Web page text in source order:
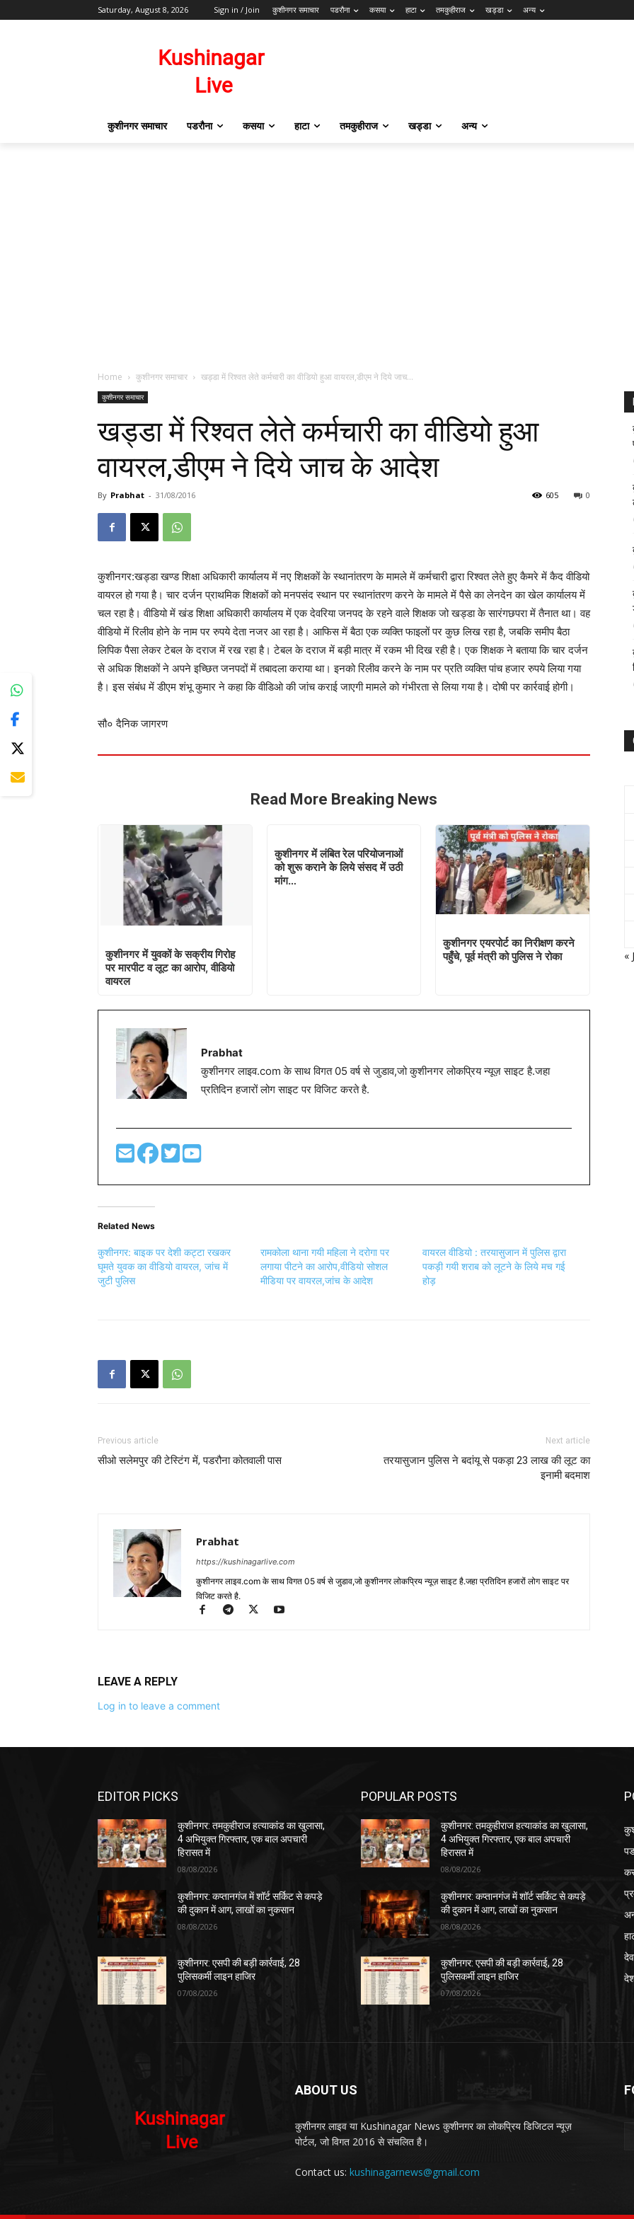
Saturday, August 8, 2026 Sign in / Join कुशीनगर समाचार पडरौना कसया हाटा तमकुहीराज खड्डा अन्य
कुशीनगर समाचार पडरौना कसया हाटा तमकुहीराज खड्डा अन्य
Home कुशीनगर समाचार खड्डा में रिश्वत लेते कर्मचारी का वीडियो हुआ वायरल,डीएम ने दिये जाच...
कुशीनगर समाचार
खड्डा में रिश्वत लेते कर्मचारी का वीडियो हुआ
वायरल,डीएम ने दिये जाच के आदेश
By Prabhat - 31/08/2016 0
605
कुशीनगर:खड्डा खण्ड शिक्षा अधिकारी कार्यालय में नए शिक्षकों के स्थानांतरण के मामले में कर्मचारी द्वारा रिश्वत लेते हुए कैमरे में कैद वीडियो
वायरल हो गया है। चार दर्जन प्राथमिक शिक्षकों को मनपसंद स्थान पर स्थानांतरण करने के मामले में पैसे का लेनदेन का खेल कार्यालय में
चल रहा है। वीडियो में खंड शिक्षा अधिकारी कार्यालय में एक देवरिया जनपद के रहने वाले शिक्षक जो खड्डा के सारंगछपरा में तैनात था। वह
वीडियो में रिलीव होने के नाम पर रुपये देता नजर आ रहा है। आफिस में बैठा एक व्यक्ति फाइलों पर कुछ लिख रहा है, जबकि समीप बैठा
लिपिक पैसा लेकर टेबल के दराज में रख रहा है। टेबल के दराज में बड़ी मात्र में रकम भी दिख रही है। एक शिक्षक ने बताया कि चार दर्जन
से अधिक शिक्षकों ने अपने इच्छित जनपदों में तबादला कराया था। इनको रिलीव करने के नाम पर प्रति व्यक्ति पांच हजार रुपये लिया गया
है। इस संबंध में डीएम शंभू कुमार ने कहा कि वीडिओ की जांच कराई जाएगी मामले को गंभीरता से लिया गया है। दोषी पर कार्रवाई होगी।
सौ० दैनिक जागरण
Read More Breaking News
कुशीनगर में युवकों के सक्रीय गिरोह
पर मारपीट व लूट का आरोप, वीडियो
वायरल
कुशीनगर में लंबित रेल परियोजनाओं
को शुरू कराने के लिये संसद में उठी
मांग…
कुशीनगर एयरपोर्ट का निरीक्षण करने
पहुँचे, पूर्व मंत्री को पुलिस ने रोका
Prabhat
कुशीनगर लाइव.com के साथ विगत 05 वर्ष से जुडाव,जो कुशीनगर लोकप्रिय न्यूज़ साइट है.जहा
प्रतिदिन हजारों लोग साइट पर विजिट करते है.
Related News
कुशीनगर: बाइक पर देशी कट्टा रखकर
घूमते युवक का वीडियो वायरल, जांच में
जुटी पुलिस
रामकोला थाना गयी महिला ने दरोगा पर
लगाया पीटने का आरोप,वीडियो सोशल
मीडिया पर वायरल,जांच के आदेश
वायरल वीडियो : तरयासुजान में पुलिस द्वारा
पकड़ी गयी शराब को लूटने के लिये मच गई
होड़
Previous article
सीओ सलेमपुर की टेस्टिंग में, पडरौना कोतवाली पास
Next article
तरयासुजान पुलिस ने बदांयू से पकड़ा 23 लाख की लूट का
इनामी बदमाश
Prabhat
https://kushinagarlive.com
कुशीनगर लाइव.com के साथ विगत 05 वर्ष से जुडाव,जो कुशीनगर लोकप्रिय न्यूज़ साइट है.जहा प्रतिदिन हजारों लोग साइट पर
विजिट करते है.
LEAVE A REPLY
Log in to leave a comment
«
EDITOR PICKS
कुशीनगर: तमकुहीराज हत्याकांड का खुलासा,
4 अभियुक्त गिरफ्तार, एक बाल अपचारी
हिरासत में
08/08/2026
कुशीनगर: कप्तानगंज में शॉर्ट सर्किट से कपड़े
की दुकान में आग, लाखों का नुकसान
08/08/2026
कुशीनगर: एसपी की बड़ी कार्रवाई, 28
पुलिसकर्मी लाइन हाजिर
07/08/2026
POPULAR POSTS
कुशीनगर: तमकुहीराज हत्याकांड का खुलासा,
4 अभियुक्त गिरफ्तार, एक बाल अपचारी
हिरासत में
08/08/2026
कुशीनगर: कप्तानगंज में शॉर्ट सर्किट से कपड़े
की दुकान में आग, लाखों का नुकसान
08/08/2026
कुशीनगर: एसपी की बड़ी कार्रवाई, 28
पुलिसकर्मी लाइन हाजिर
07/08/2026
ABOUT US
कुशीनगर लाइव या Kushinagar News कुशीनगर का लोकप्रिय डिजिटल न्यूज़
पोर्टल, जो विगत 2016 से संचलित है।
Contact us: kushinagarnews@gmail.com